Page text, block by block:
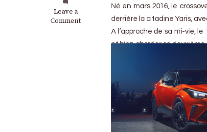
Leave a
Comment
on
Toyota
Né en mars 2016, le
derrière la citadine Yaris,
A l’approche de sa mi-vie,
et bien aborder sa